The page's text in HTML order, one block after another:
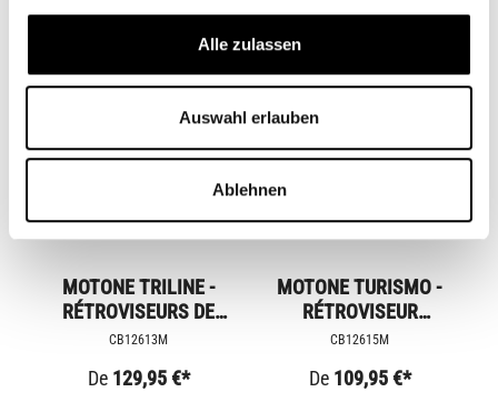
Alle zulassen
Auswahl erlauben
Ablehnen
MOTONE TRILINE -
RÉTROVISEURS DE
GUIDON
CB12613M
De 129,95 €*
MOTONE TURISMO -
RÉTROVISEUR
D'EXTRÉMITÉ DE
CB12615M
De 109,95 €*